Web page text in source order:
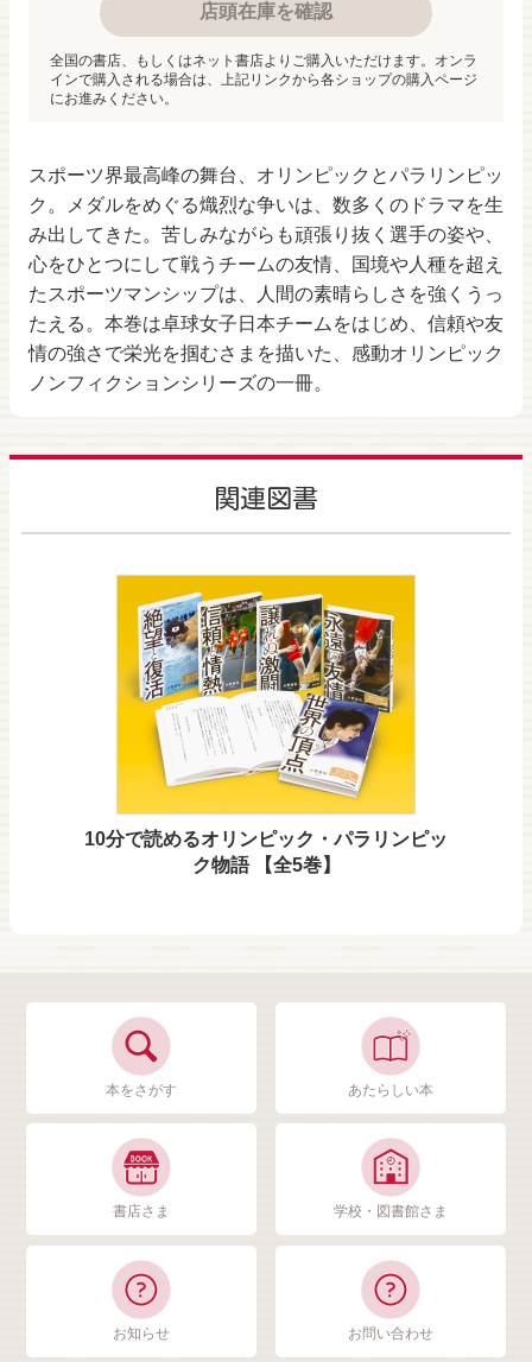
スポーツ界最高峰の舞台、オリンピックとパラリンピッ
ク。メダルをめぐる熾烈な争いは、数多くのドラマを生
み出してきた。苦しみながらも頑張り抜く選手の姿や、
心をひとつにして戦うチームの友情、国境や人種を超え
たスポーツマンシップは、人間の素晴らしさを強くうっ
たえる。本巻は卓球女子日本チームをはじめ、信頼や友
情の強さで栄光を掴むさまを描いた、感動オリンピック
ノンフィクションシリーズの一冊。
店頭在庫を確認
全国の書店、もしくはネット書店よりご購入いただけます。オンラ
インで購入される場合は、上記リンクから各ショップの購入ページ
にお進みください。
関連図書
10分で読めるオリンピック・パラリンピッ
ク物語 【全5巻】
本をさがす あたらしい本
書店さま 学校・図書館さま
お知らせ お問い合わせ